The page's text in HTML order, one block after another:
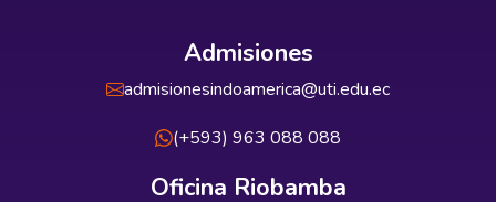
Admisiones
admisionesindoamerica@uti.edu.ec
(+593) 963 088 088
Oficina Riobamba